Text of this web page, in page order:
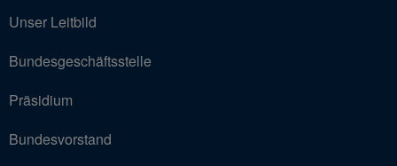
Unser Leitbild
Bundesgeschäftsstelle
Präsidium
Bundesvorstand